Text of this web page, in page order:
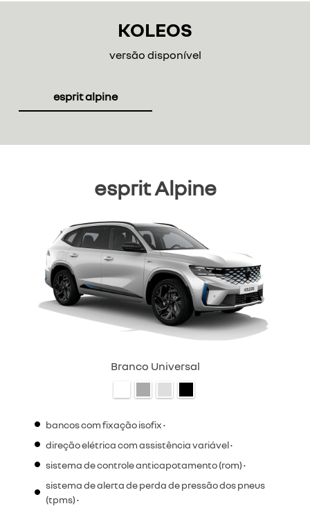
KOLEOS
versão disponível
esprit alpine
esprit Alpine
Branco Universal
bancos com fixação isofix •
direção elétrica com assistência variável •
sistema de controle anticapotamento (rom) •
sistema de alerta de perda de pressão dos pneus
(tpms) •